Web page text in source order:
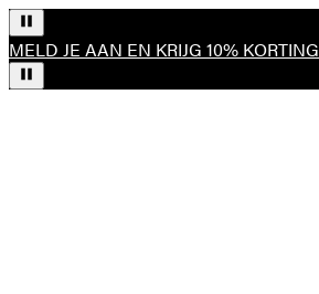
MELD JE AAN EN KRIJG 10% KORTING